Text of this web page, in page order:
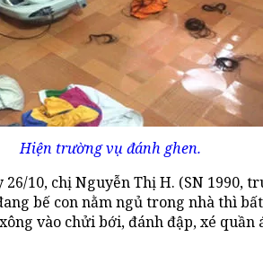
Hiện trường vụ đánh ghen.
26/10, chị Nguyễn Thị H. (SN 1990,
bế con nằm ngủ trong nhà thì
vào chửi bới, đánh đập, xé quần